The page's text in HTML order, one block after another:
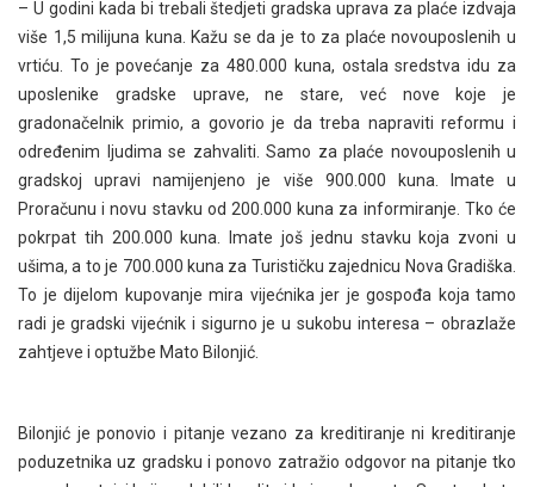
– U godini kada bi trebali štedjeti gradska uprava za plaće izdvaja
više 1,5 milijuna kuna. Kažu se da je to za plaće novouposlenih u
vrtiću. To je povećanje za 480.000 kuna, ostala sredstva idu za
uposlenike gradske uprave, ne stare, već nove koje je
gradonačelnik primio, a govorio je da treba napraviti reformu i
određenim ljudima se zahvaliti. Samo za plaće novouposlenih u
gradskoj upravi namijenjeno je više 900.000 kuna. Imate u
Proračunu i novu stavku od 200.000 kuna za informiranje. Tko će
pokrpat tih 200.000 kuna. Imate još jednu stavku koja zvoni u
ušima, a to je 700.000 kuna za Turističku zajednicu Nova Gradiška.
To je dijelom kupovanje mira vijećnika jer je gospođa koja tamo
radi je gradski vijećnik i sigurno je u sukobu interesa – obrazlaže
zahtjeve i optužbe Mato Bilonjić.
Bilonjić je ponovio i pitanje vezano za kreditiranje ni kreditiranje
poduzetnika uz gradsku i ponovo zatražio odgovor na pitanje tko